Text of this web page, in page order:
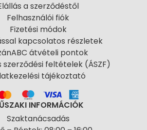
a szerződéstől
Felhasználói fiók
Fizetési módok
kapcsolatos részletek
átvételi pontok
szerződési feltételek (ÁSZF)
tájékoztató
INFORMÁCIÓK
Szaktanácsadás